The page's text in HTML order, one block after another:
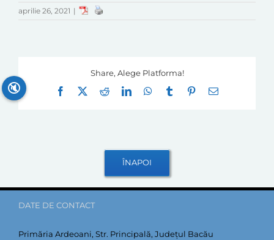
aprilie 26, 2021 |
Share, Alege Platforma!
Facebook
RedditLinkedInWhatsApp
Tumblr Pinterest
E-
DATE DE CONTACT
Primăria Ardeoani, Str. Principală, Județul Bacău
🔇